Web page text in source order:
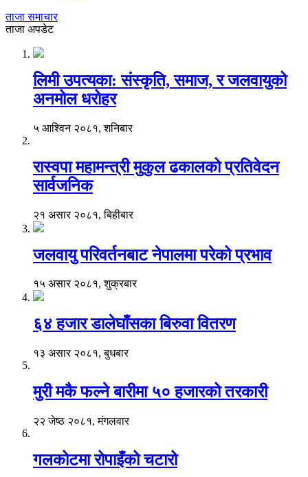
ताजा समाचार
ताजा अपडेट
लिमी उपत्यका: संस्कृति, समाज, र जलवायुको
अनमोल धरोहर
५ आश्विन २०८१, शनिबार
रास्वपा महामन्त्री मुकुल ढकालको प्रतिवेदन
सार्वजनिक
२१ असार २०८१, बिहीबार
जलवायु परिवर्तनबाट नेपालमा परेको प्रभाव
१५ असार २०८१, शुक्रबार
६४ हजार डालेघाँसका बिरुवा वितरण
१३ असार २०८१, बुधबार
मुरी मकै फल्ने बारीमा ५० हजारको तरकारी
२२ जेष्ठ २०८१, मंगलवार
गलकोटमा रोपाइँको चटारो